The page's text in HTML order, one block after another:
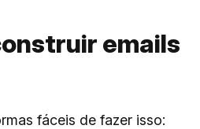
emails
fáceis de fazer isso: